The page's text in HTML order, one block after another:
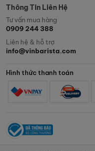
Thông Tin Liên Hệ
Tư vấn mua hàng
0909 244 388
Liên hệ & hỗ trợ
info@vinbarista.com
Hình thức thanh toán